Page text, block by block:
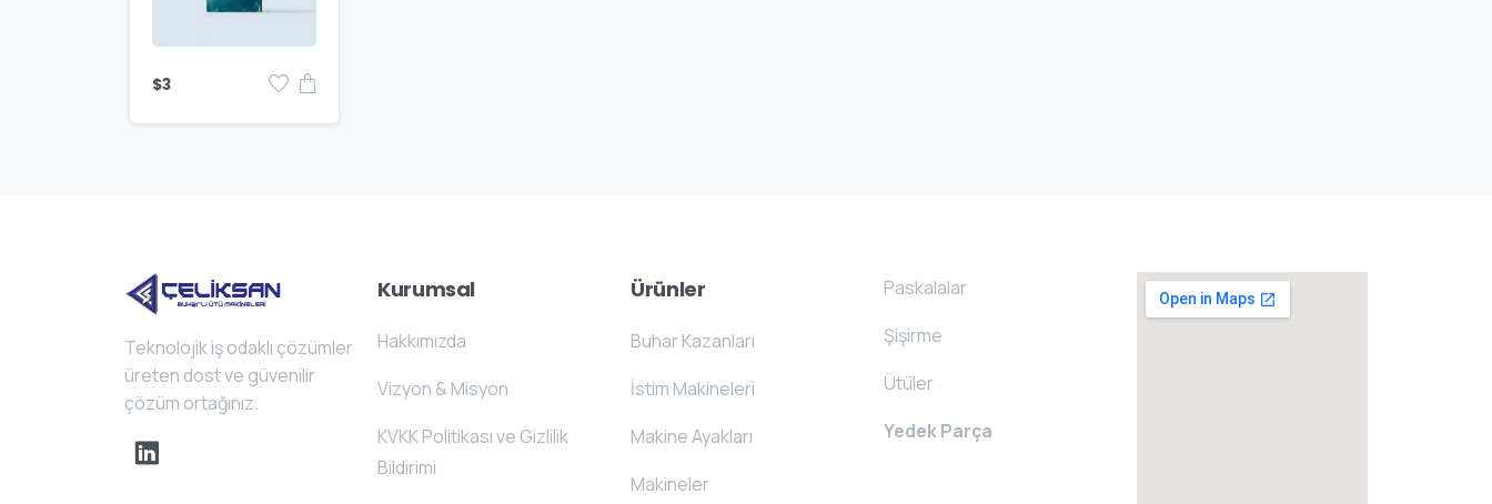
$3
Teknolojik iş odaklı çözümler
üreten dost ve güvenilir
çözüm ortağınız.
Kurumsal
Hakkımızda
Vizyon & Misyon
KVKK Politikası ve Gizlilik
Bildirimi
Ürünler
Buhar Kazanları
İstim Makineleri
Makine Ayakları
Makineler
Paskalalar
Şişirme
Ütüler
Yedek Parça